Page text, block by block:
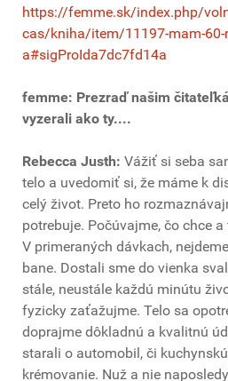
https://femme.sk/index.php/
cas/kniha/item/11197-mam-60-
a#sigProIda7dc7fd14a
femme: Prezraď našim
vyzerali ako ty....
Rebecca Justh: Vážiť si seba
telo a uvedomiť si, že máme k
celý život. Preto ho
potrebuje. Počúvajme, čo chce a
V primeraných dávkach,
bane. Dostali sme do vienka
stále, neustále každú minútu
fyzicky zaťažujme. Telo sa
doprajme dôkladnú a kvalitnú
starali o automobil, či
krémovanie. Nuž a nie